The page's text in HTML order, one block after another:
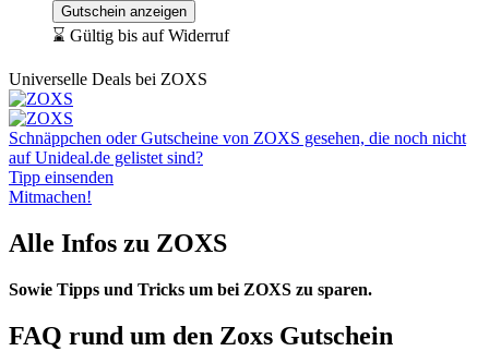
Gutschein anzeigen
⌛ Gültig bis auf Widerruf
Universelle Deals bei ZOXS
Schnäppchen oder Gutscheine von ZOXS gesehen, die noch nicht
auf Unideal.de gelistet sind?
Tipp einsenden
Mitmachen!
Alle Infos zu ZOXS
Sowie Tipps und Tricks um bei ZOXS zu sparen.
FAQ rund um den Zoxs Gutschein